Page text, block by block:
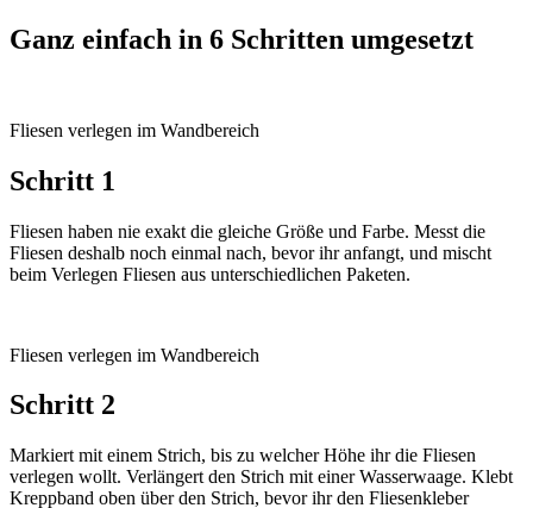
Ganz einfach in 6 Schritten umgesetzt
Fliesen verlegen im Wandbereich
Schritt 1
Fliesen haben nie exakt die gleiche Größe und Farbe. Messt die
Fliesen deshalb noch einmal nach, bevor ihr anfangt, und mischt
beim Verlegen Fliesen aus unterschiedlichen Paketen.
Fliesen verlegen im Wandbereich
Schritt 2
Markiert mit einem Strich, bis zu welcher Höhe ihr die Fliesen
verlegen wollt. Verlängert den Strich mit einer Wasserwaage. Klebt
Kreppband oben über den Strich, bevor ihr den Fliesenkleber